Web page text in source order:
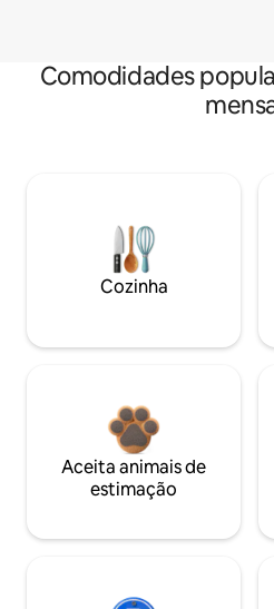
Comodidades
Cozinha
Aceita animais de
estimação